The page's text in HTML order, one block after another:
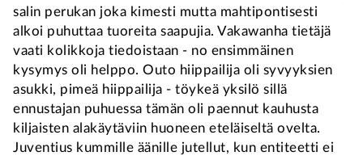
salin perukan joka kimesti mutta mahtipontisesti
alkoi puhuttaa tuoreita saapujia. Vakawanha tietäjä
vaati kolikkoja tiedoistaan - no ensimmäinen
kysymys oli helppo. Outo hiippailija oli syvyyksien
asukki, pimeä hiippailija - töykeä yksilö sillä
ennustajan puhuessa tämän oli paennut kauhusta
kiljaisten alakäytäviin huoneen eteläiseltä ovelta.
Juventius kummille äänille jutellut, kun entiteetti ei